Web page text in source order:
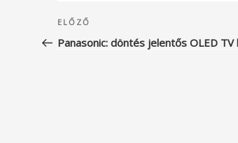
Bejegyzés
navigáció
Korábbi
bejegyzés
ELŐZŐ
Panasonic: döntés jelentős OLED